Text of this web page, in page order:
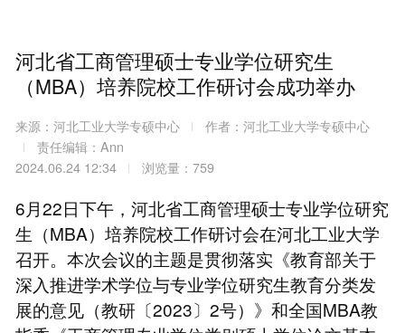
河北省工商管理硕士专业学位研究生
（MBA）培养院校工作研讨会成功举办
来源：河北工业大学专硕中心
作者：河北工业大学专硕中心
责任编辑：Ann
2024.06.24 12:34
浏览量：759
6月22日下午，河北省工商管理硕士专业学位研究
生（MBA）培养院校工作研讨会在河北工业大学
召开。本次会议的主题是贯彻落实《教育部关于
深入推进学术学位与专业学位研究生教育分类发
展的意见（教研〔2023〕2号）》和全国MBA教